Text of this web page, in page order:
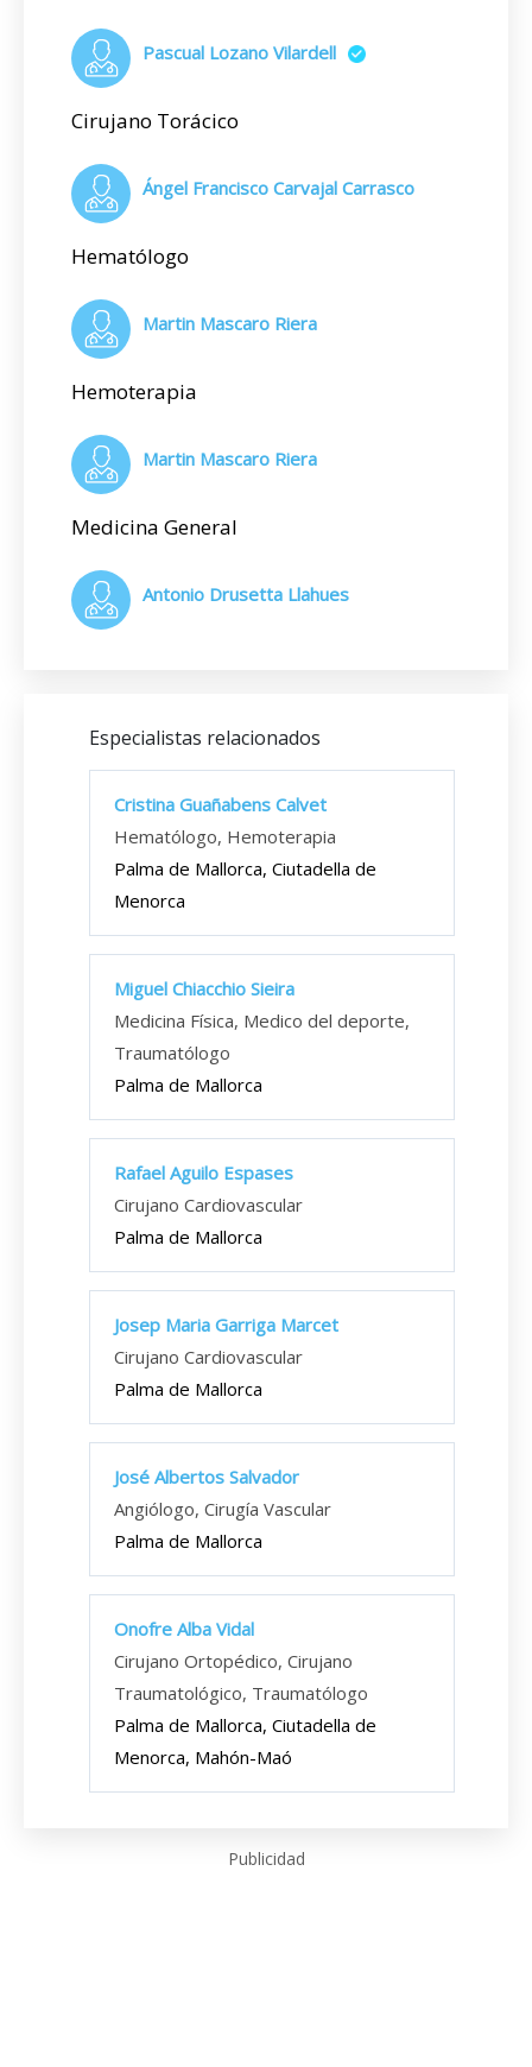
Pascual Lozano Vilardell
Cirujano Torácico
Ángel Francisco Carvajal Carrasco
Hematólogo
Martin Mascaro Riera
Hemoterapia
Martin Mascaro Riera
Medicina General
Antonio Drusetta Llahues
Especialistas relacionados
Cristina Guañabens Calvet
Hematólogo, Hemoterapia
Palma de Mallorca, Ciutadella de
Menorca
Miguel Chiacchio Sieira
Medicina Física, Medico del deporte,
Traumatólogo
Palma de Mallorca
Rafael Aguilo Espases
Cirujano Cardiovascular
Palma de Mallorca
Josep Maria Garriga Marcet
Cirujano Cardiovascular
Palma de Mallorca
José Albertos Salvador
Angiólogo, Cirugía Vascular
Palma de Mallorca
Onofre Alba Vidal
Cirujano Ortopédico, Cirujano
Traumatológico, Traumatólogo
Palma de Mallorca, Ciutadella de
Menorca, Mahón-Maó
Publicidad